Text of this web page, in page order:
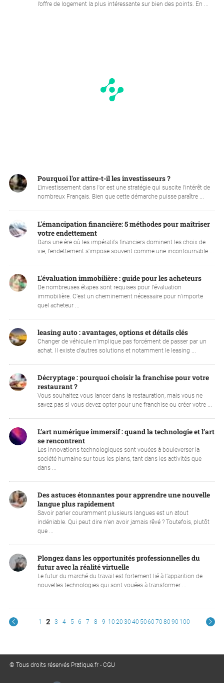
l’offre de logement la plus intéressante sur bien des points. En ...
Pourquoi l'or attire-t-il les investisseurs ?
L'investissement dans l'or est une stratégie qui suscite l'intérêt de
nombreux Français. Bien que cette démarche puisse paraître ...
L'émancipation financière: 5 méthodes pour maîtriser
votre endettement
Dans une ère où les impératifs financiers dominent les choix de
vie, l'endettement s'impose souvent comme une incontournable ...
L'évaluation immobilière : guide pour les acheteurs
De nombreuses étapes sont requises pour l’évaluation
immobilière. C’est un cheminement nécessaire pour n’importe
quel acheteur ...
leasing auto : avantages, options et détails clés
Changer de véhicule n’implique pas forcément de passer par un
achat. Il existe d’autres solutions et notamment le leasing ...
Décryptage : pourquoi choisir la franchise pour votre
restaurant ?
Vous souhaitez vous lancer dans la restauration, mais vous ne
savez pas si vous devez opter pour une franchise ou créer votre ...
L’art numérique immersif : quand la technologie et l’art
se rencontrent
Les innovations technologiques sont vouées à bouleverser la
société humaine sur tous les plans, tant dans les activités que
dans ...
Des astuces étonnantes pour apprendre une nouvelle
langue plus rapidement
Savoir parler couramment plusieurs langues est un atout
indéniable. Qui peut dire n’en avoir jamais rêvé ? Toutefois, plutôt
que ...
Plongez dans les opportunités professionnelles du
futur avec la réalité virtuelle
Le futur du marché du travail est fortement lié à l’apparition de
nouvelles technologies qui sont vouées à transformer ...
1 2 3 4 5 6 7 8 9 10 20 30 40 5060 70 80 90 100
© Tous droits réservés Pratique.fr -CGU